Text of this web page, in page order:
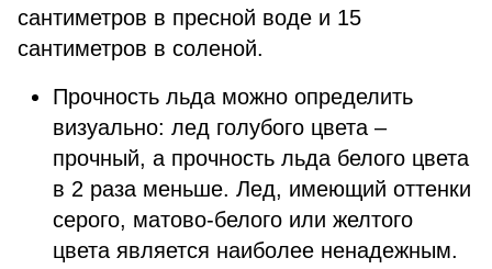
сантиметров в пресной воде и 15
сантиметров в соленой.
Прочность льда можно определить
визуально: лед голубого цвета –
прочный, а прочность льда белого цвета
в 2 раза меньше. Лед, имеющий оттенки
серого, матово-белого или желтого
цвета является наиболее ненадежным.